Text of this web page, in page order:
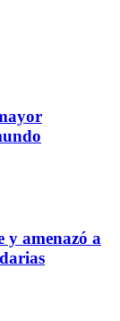
y amenazó a